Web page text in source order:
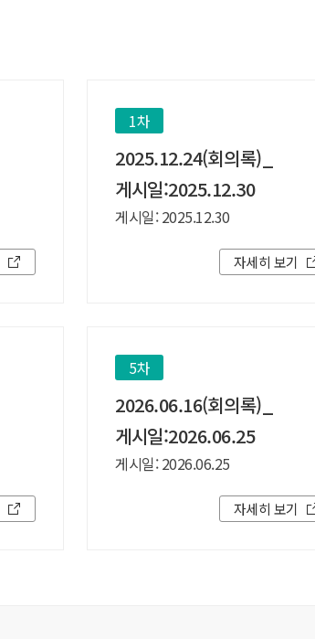
1차
2025.12.24(회의록)_
게시일:2025.12.30
게시일: 2025.12.30
자세히 보기
5차
2026.06.16(회의록)_
게시일:2026.06.25
게시일: 2026.06.25
자세히 보기